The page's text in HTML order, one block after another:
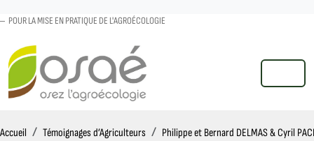
POUR LA MISE EN PRATIQUE DE L'AGROÉCOLOGIE
MENU
Accueil AccueilTémoignages d’Agriculteurs Philippe et Bernard DELMAS & Cyril